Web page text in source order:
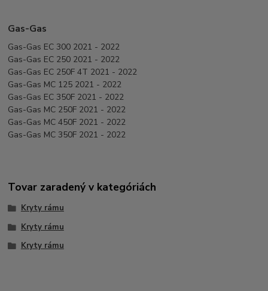
Gas-Gas
Gas-Gas EC 300 2021 - 2022
Gas-Gas EC 250 2021 - 2022
Gas-Gas EC 250F 4T 2021 - 2022
Gas-Gas MC 125 2021 - 2022
Gas-Gas EC 350F 2021 - 2022
Gas-Gas MC 250F 2021 - 2022
Gas-Gas MC 450F 2021 - 2022
Gas-Gas MC 350F 2021 - 2022
Tovar zaradený v kategóriách
Kryty rámu
Kryty rámu
Kryty rámu